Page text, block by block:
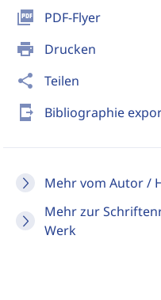
picture_as_pdf PDF-Flyer
print Drucken
share Teilen
send_to_mobile Bibliographie
Mehr vom Autor /
Mehr zur
Werk